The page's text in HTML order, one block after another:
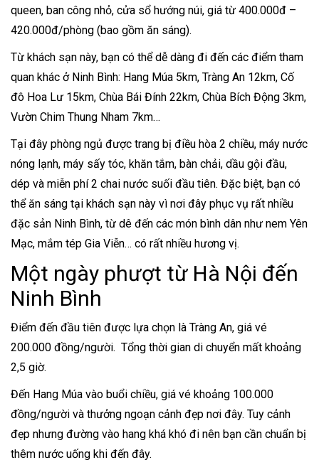
queen, ban công nhỏ, cửa sổ hướng núi, giá từ 400.000đ –
420.000đ/phòng (bao gồm ăn sáng).
Từ khách sạn này, bạn có thể dễ dàng đi đến các điểm tham
quan khác ở Ninh Bình: Hang Múa 5km, Tràng An 12km, Cố
đô Hoa Lư 15km, Chùa Bái Đính 22km, Chùa Bích Động 3km,
Vườn Chim Thung Nham 7km…
Tại đây phòng ngủ được trang bị điều hòa 2 chiều, máy nước
nóng lạnh, máy sấy tóc, khăn tắm, bàn chải, dầu gội đầu,
dép và miễn phí 2 chai nước suối đầu tiên. Đặc biệt, bạn có
thể ăn sáng tại khách sạn này vì nơi đây phục vụ rất nhiều
đặc sản Ninh Bình, từ dê đến các món bình dân như nem Yên
Mạc, mắm tép Gia Viễn… có rất nhiều hương vị.
Một ngày phượt từ Hà Nội đến
Ninh Bình
Điểm đến đầu tiên được lựa chọn là Tràng An, giá vé
200.000 đồng/người. Tổng thời gian di chuyển mất khoảng
2,5 giờ.
Đến Hang Múa vào buổi chiều, giá vé khoảng 100.000
đồng/người và thưởng ngoạn cảnh đẹp nơi đây. Tuy cảnh
đẹp nhưng đường vào hang khá khó đi nên bạn cần chuẩn bị
thêm nước uống khi đến đây.